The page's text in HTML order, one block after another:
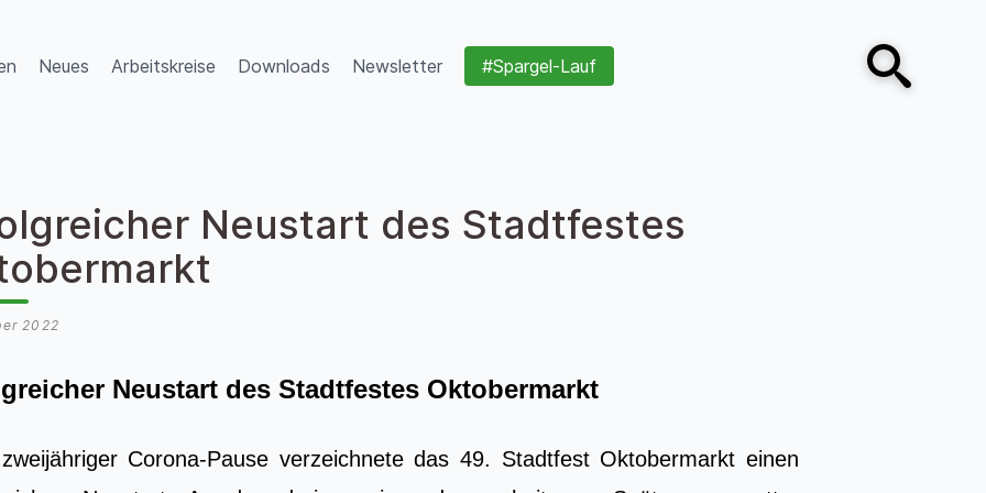
Neues Arbeitskreise Downloads Newsletter #Spargel-Lauf
Open search
Neustart des Stadtfestes
2022
Neustart des Stadtfestes Oktobermarkt
Corona-Pause verzeichnete das 49. Stadtfest Oktobermarkt einen